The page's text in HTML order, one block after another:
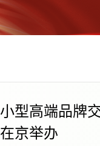
小型高端品牌
在京举办